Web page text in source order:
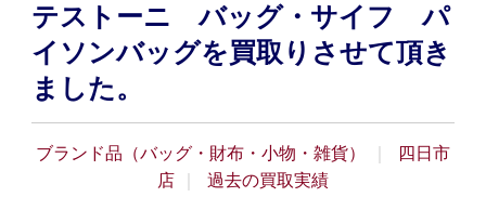
テストーニ バッグ・サイフ パ
イソンバッグを買取りさせて頂き
ました。
ブランド品（バッグ・財布・小物・雑貨）
四日市
店
過去の買取実績